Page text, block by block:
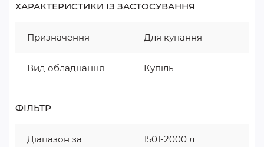
ХАРАКТЕРИСТИКИ ІЗ ЗАСТОСУВАННЯ
Призначення Для купання
Вид обладнання Купіль
ФІЛЬТР
Діапазон за
1501-2000 л